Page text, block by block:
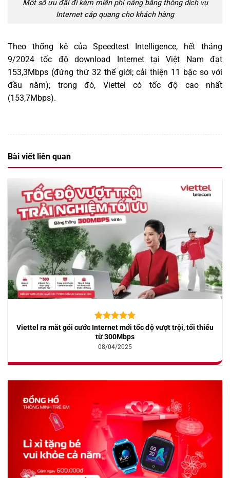
Một số ưu đãi đi kèm miễn phí nâng băng thông dịch vụ
Internet cáp quang cho khách hàng
Theo thống kê của Speedtest Intelligence, hết tháng
9/2024 tốc độ download Internet tại Việt Nam đạt
153,3Mbps (đứng thứ 32 thế giới; cải thiện 11 bậc so với
đầu năm); trong đó, Viettel có tốc độ cao nhất
(153,7Mbps).
Bài viết liên quan
5.00trên 5
dựa trên
10
đánh giá
Viettel ra mắt gói cước Internet mới tốc độ vượt trội, tối thiểu
từ 300Mbps
08/04/2025